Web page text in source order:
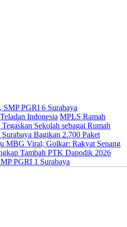
PGRI 6 Surabaya
Indonesia MPLS Ramah
Sekolah sebagai Rumah
Bagikan 2.700 Paket
MBG Viral, Golkar: Rakyat Senang
Tambah PTK Dapodik 2026
PGRI 1 Surabaya